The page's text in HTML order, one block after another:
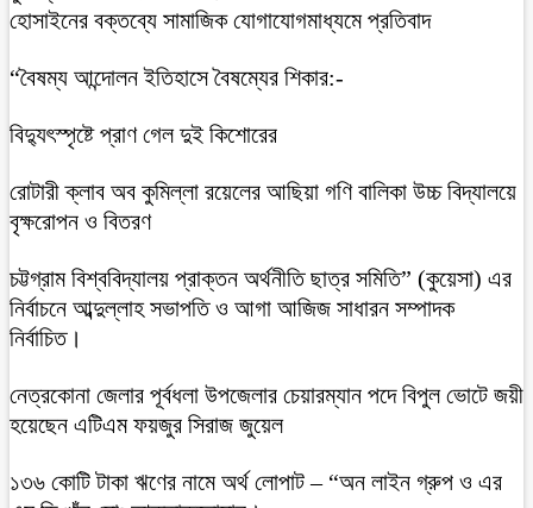
হোসাইনের বক্তব্যে সামাজিক যোগাযোগমাধ্যমে প্রতিবাদ
“বৈষম্য আন্দোলন ইতিহাসে বৈষম্যের শিকার:-
বিদ্যুৎস্পৃষ্টে প্রাণ গেল দুই কিশোরের
রোটারী ক্লাব অব কুমিল্লা রয়েলের আছিয়া গণি বালিকা উচ্চ বিদ্যালয়ে
বৃক্ষরোপন ও বিতরণ
চট্টগ্রাম বিশ্ববিদ্যালয় প্রাক্তন অর্থনীতি ছাত্র সমিতি” (কুয়েসা) এর
নির্বাচনে আব্দুল্লাহ সভাপতি ও আগা আজিজ সাধারন সম্পাদক
নির্বাচিত।
নেত্রকোনা জেলার পূর্বধলা উপজেলার চেয়ারম্যান পদে বিপুল ভোটে জয়ী
হয়েছেন এটিএম ফয়জুর সিরাজ জুয়েল
১৩৬ কোটি টাকা ঋণের নামে অর্থ লোপাট – “অন লাইন গ্রুপ ও এর